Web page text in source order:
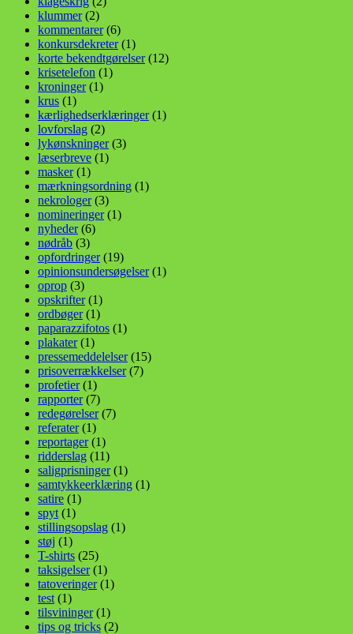
klummer(2)
kommentarer(6)
konkursdekreter(1)
korte bekendtgørelser(12)
krisetelefon (1)
kroninger(1)
krus (1)
kærlighedserklæringer(1)
lovforslag (2)
lykønskninger(3)
læserbreve (1)
masker(1)
mærkningsordning (1)
nekrologer(3)
nomineringer(1)
nyheder(6)
nødråb (3)
opfordringer(19)
opinionsundersøgelser(1)
oprop (3)
opskrifter(1)
ordbøger(1)
paparazzifotos (1)
plakater(1)
pressemeddelelser(15)
prisoverrækkelser(7)
profetier(1)
rapporter(7)
redegørelser(7)
referater(1)
reportager(1)
ridderslag (11)
saligprisninger(1)
samtykkeerklæring (1)
satire (1)
spyt (1)
stillingsopslag (1)
støj (1)
T-shirts (25)
taksigelser(1)
tatoveringer(1)
test (1)
tilsvininger(1)
tips og tricks (2)